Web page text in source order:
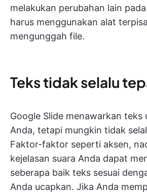
melakukan perubahan lain
harus menggunakan alat
mengunggah file.
Teks tidak selalu
Google Slide menawarkan teks
Anda, tetapi mungkin tidak
Faktor-faktor seperti aksen,
kejelasan suara Anda dapat
seberapa baik teks sesuai
Anda ucapkan. Jika Anda